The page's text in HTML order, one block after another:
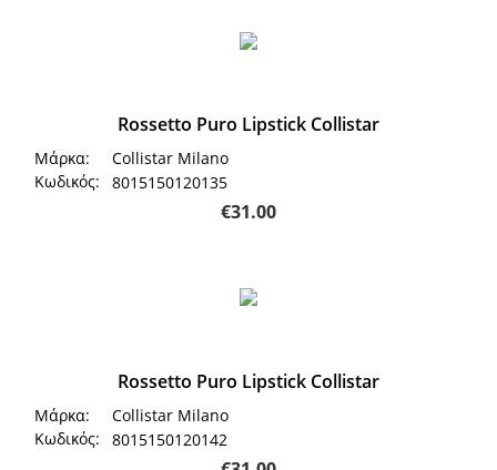
Rossetto Puro Lipstick Collistar
Μάρκα:
Collistar Milano
Κωδικός:
8015150120135
€31.00
Rossetto Puro Lipstick Collistar
Μάρκα:
Collistar Milano
Κωδικός:
8015150120142